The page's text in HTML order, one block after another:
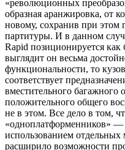
«революционных
образная аранжировка, от
новому, сохранив при
партитуры. И в данном
Rapid позиционируется
выглядит он весьма
функциональности, то
соответствует
вместительного багажного
положительного общего
не в этом. Все дело в том,
«одноплатформенников» —
использованием отдельных
расширило возможности